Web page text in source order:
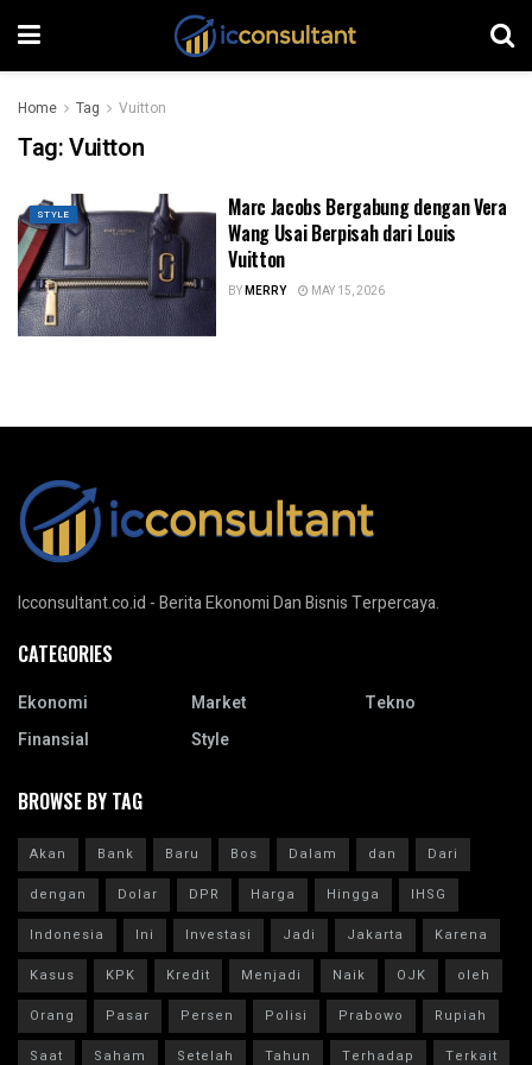
Home Tag Vuitton
Tag:Vuitton
STYLE
Marc Jacobs Bergabung dengan Vera
Wang Usai Berpisah dari Louis
Vuitton
BYMERRY MAY 15, 2026
Icconsultant.co.id - Berita Ekonomi Dan Bisnis Terpercaya.
CATEGORIES
Ekonomi
Finansial
Market
Style
Tekno
BROWSE BY TAG
Akan Bank Baru Bos Dalam dan
Dari
dengan
Dolar DPR Harga Hingga
IHSG
Indonesia
Ini Investasi Jadi Jakarta
Karena
Kasus
KPK Kredit Menjadi Naik OJK
oleh
Orang
Pasar Persen Polisi Prabowo
Rupiah
Saat
Saham Setelah Tahun Terhadap Terkait